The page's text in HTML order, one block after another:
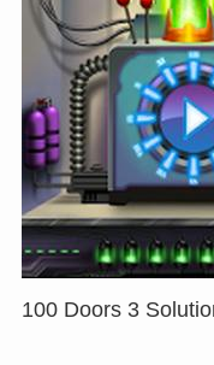
100 Doors 3